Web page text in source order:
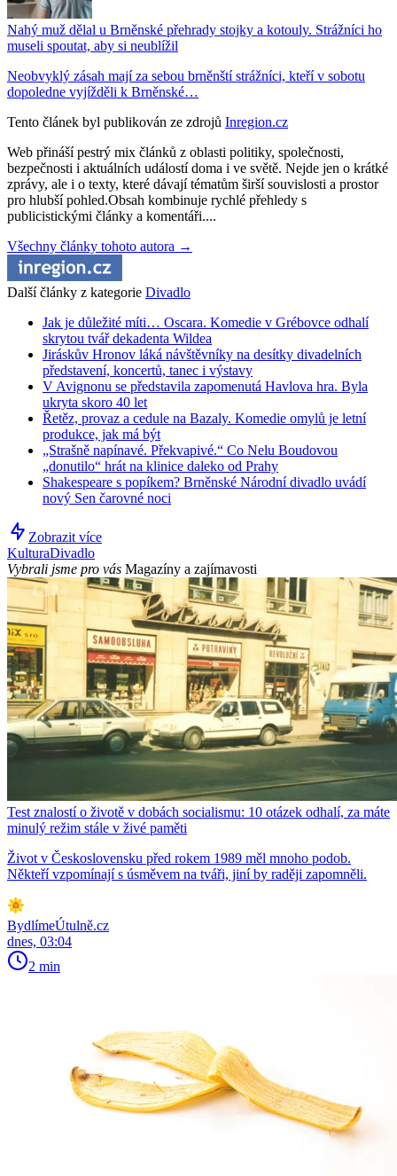
Nahý muž dělal u Brněnské přehrady stojky a kotouly. Strážníci ho
museli spoutat, aby si neublížil
Neobvyklý zásah mají za sebou brněnští strážníci, kteří v sobotu
dopoledne vyjížděli k Brněnské…
Tento článek byl publikován ze zdrojů Inregion.cz
Web přináší pestrý mix článků z oblasti politiky, společnosti,
bezpečnosti i aktuálních událostí doma i ve světě. Nejde jen o krátké
zprávy, ale i o texty, které dávají tématům širší souvislosti a prostor
pro hlubší pohled.Obsah kombinuje rychlé přehledy s
publicistickými články a komentáři....
Všechny články tohoto autora →
Další články z kategorie Divadlo
Jak je důležité míti… Oscara. Komedie v Grébovce odhalí
skrytou tvář dekadenta Wildea
Jiráskův Hronov láká návštěvníky na desítky divadelních
představení, koncertů, tanec i výstavy
V Avignonu se představila zapomenutá Havlova hra. Byla
ukryta skoro 40 let
Řetěz, provaz a cedule na Bazaly. Komedie omylů je letní
produkce, jak má být
„Strašně napínavé. Překvapivé.“ Co Nelu Boudovou
„donutilo“ hrát na klinice daleko od Prahy
Shakespeare s popíkem? Brněnské Národní divadlo uvádí
nový Sen čarovné noci
Zobrazit více
KulturaDivadlo
Vybrali jsme pro vás Magazíny a zajímavosti
Test znalostí o životě v dobách socialismu: 10 otázek odhalí, za máte
minulý režim stále v živé paměti
Život v Československu před rokem 1989 měl mnoho podob.
Někteří vzpomínají s úsměvem na tváři, jiní by raději zapomněli.
BydlímeÚtulně.cz
dnes, 03:04
2 min